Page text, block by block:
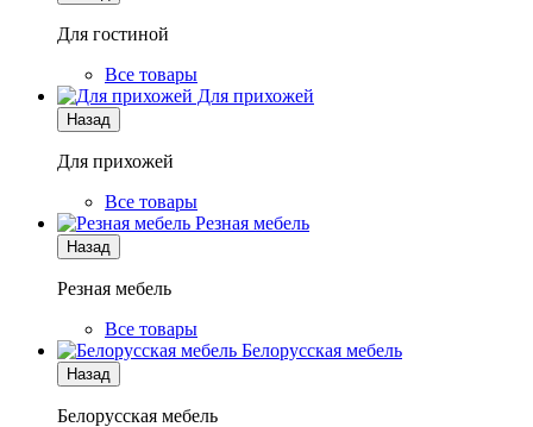
Для гостиной
Все товары
Для прихожей
Назад
Для прихожей
Все товары
Резная мебель
Назад
Резная мебель
Все товары
Белорусская мебель
Назад
Белорусская мебель